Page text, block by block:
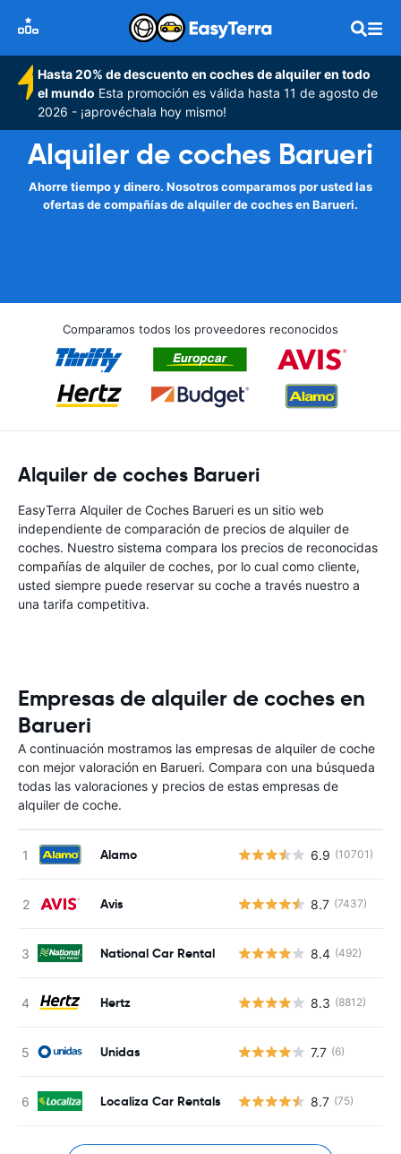
Hasta 20% de descuento en coches de alquiler en todo
el mundo Esta promoción es válida hasta 11 de agosto de
2026 - ¡aprovéchala hoy mismo!
Alquiler de coches Barueri
Ahorre tiempo y dinero. Nosotros comparamos por usted las
ofertas de compañías de alquiler de coches en Barueri.
Comparamos todos los proveedores reconocidos
Alquiler de coches Barueri
EasyTerra Alquiler de Coches Barueri es un sitio web
independiente de comparación de precios de alquiler de
coches. Nuestro sistema compara los precios de reconocidas
compañías de alquiler de coches, por lo cual como cliente,
usted siempre puede reservar su coche a través nuestro a
una tarifa competitiva.
Empresas de alquiler de coches en
Barueri
A continuación mostramos las empresas de alquiler de coche
con mejor valoración en Barueri. Compara con una búsqueda
todas las valoraciones y precios de estas empresas de
alquiler de coche.
Alamo 6.9 (10701)
Avis 8.7 (7437)
National Car Rental 8.4 (492)
Hertz 8.3 (8812)
Unidas 7.7 (6)
Localiza Car Rentals 8.7 (75)